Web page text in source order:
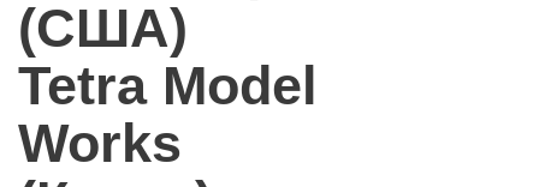
(США)
Tetra Model
Works